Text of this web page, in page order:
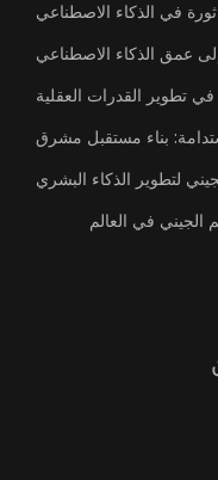
ثورة في الذكاء الاصطناعي
عمق الذكاء الاصطناعي
في تطوير القدرات العقلية
بناء مستقبل مشرق
لتطوير الذكاء البشري
الجيني في العالم